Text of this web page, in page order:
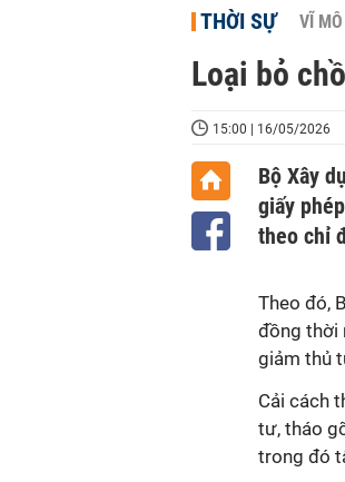
THỜI SỰ VĨ MÔ
Loại bỏ
15:00 | 16/05/2026
Bộ Xây
giấy
theo chỉ
Theo đó,
đồng thời
giảm thủ
Cải cách
tư, tháo
trong đó